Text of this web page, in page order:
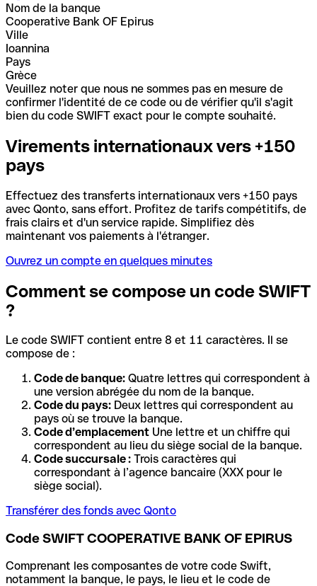
Nom de la banque
Cooperative Bank OF Epirus
Ville
Ioannina
Pays
Grèce
Veuillez noter que nous ne sommes pas en mesure de
confirmer l'identité de ce code ou de vérifier qu'il s'agit
bien du code SWIFT exact pour le compte souhaité.
Virements internationaux vers +150
pays
Effectuez des transferts internationaux vers +150 pays
avec Qonto, sans effort. Profitez de tarifs compétitifs, de
frais clairs et d'un service rapide. Simplifiez dès
maintenant vos paiements à l'étranger.
Ouvrez un compte en quelques minutes
Comment se compose un code SWIFT
?
Le code SWIFT contient entre 8 et 11 caractères. Il se
compose de :
Code de banque: Quatre lettres qui correspondent à
une version abrégée du nom de la banque.
Code du pays: Deux lettres qui correspondent au
pays où se trouve la banque.
Code d’emplacement Une lettre et un chiffre qui
correspondent au lieu du siège social de la banque.
Code succursale : Trois caractères qui
correspondant à l’agence bancaire (XXX pour le
siège social).
Transférer des fonds avec Qonto
Code SWIFT COOPERATIVE BANK OF EPIRUS
Comprenant les composantes de votre code Swift,
notamment la banque, le pays, le lieu et le code de